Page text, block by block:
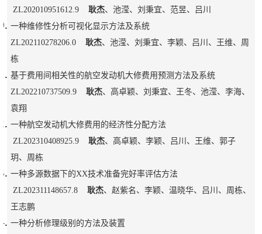
ZL202010951612.9 耿杰、池滢、刘秉宜、范昱、吕川
一种维修性分析可视化显示方法及系统
ZL202110278206.0 耿杰、池滢、刘秉宜、李颖、吕川、王维、周
栋
基于费用间相关性的航空发动机大修费用预测方法及系统
ZL202210737509.9 耿杰、高卓颖、刘秉宜、王冬、池滢、李海、
袁翔
一种航空发动机大修费用的经济性分配方法
ZL202310408925.9 耿杰、高卓颖、李颖、吕川、王维、郭子
玥、周栋
一种多源数据下的XX技术准备完好率评估方法
ZL202311148657.8 耿杰、赵紫名、李颖、温晓华、吕川、周栋、
王志鹏
一种分析修理级别的方法及装置